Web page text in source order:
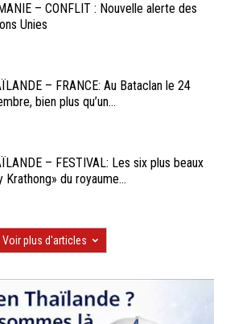
– CONFLIT : Nouvelle alerte des
Unies
– FRANCE: Au Bataclan le 24
bien plus qu’un...
– FESTIVAL: Les six plus beaux
Krathong» du royaume...
Voir plus d'articles